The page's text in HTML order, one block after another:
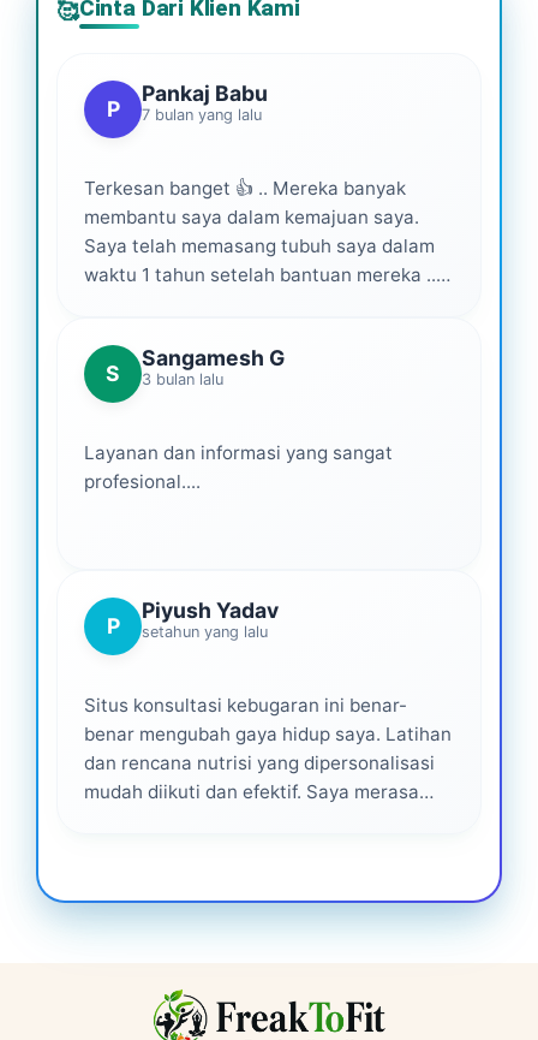
🥰Cinta Dari Klien Kami
P
Pankaj Babu
7 bulan yang lalu
Terkesan banget 👍 .. Mereka banyak
membantu saya dalam kemajuan saya.
Saya telah memasang tubuh saya dalam
waktu 1 tahun setelah bantuan mereka ...
S
Sangamesh G
3 bulan lalu
Layanan dan informasi yang sangat
profesional....
P
Piyush Yadav
setahun yang lalu
Situs konsultasi kebugaran ini benar-
benar mengubah gaya hidup saya. Latihan
dan rencana nutrisi yang dipersonalisasi
mudah diikuti dan efektif. Saya merasa